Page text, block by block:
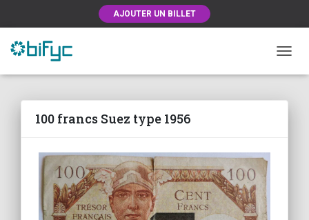
AJOUTER UN BILLET
100 francs Suez type 1956